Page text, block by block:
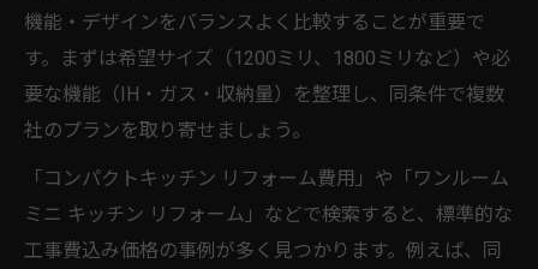
機能・デザインをバランスよく比較することが重要で
す。まずは希望サイズ（1200ミリ、1800ミリなど）や必
要な機能（IH・ガス・収納量）を整理し、同条件で複数
社のプランを取り寄せましょう。
「コンパクトキッチン リフォーム費用」や「ワンルーム
ミニ キッチン リフォーム」などで検索すると、標準的な
工事費込み価格の事例が多く見つかります。例えば、同